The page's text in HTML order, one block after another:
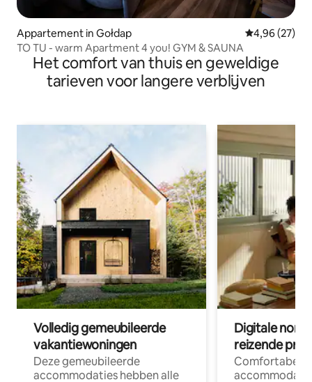
Appartement in Gołdap Gemiddelde
4,96 (27)
TO TU - warm Apartment 4 you! GYM & SAUNA
Het comfort van thuis en geweldige
tarieven voor langere verblijven
Volledig gemeubileerde
vakantiewoningen
Deze gemeubileerde
accommodaties hebben alle
Digitale
reizende
Comfortabele